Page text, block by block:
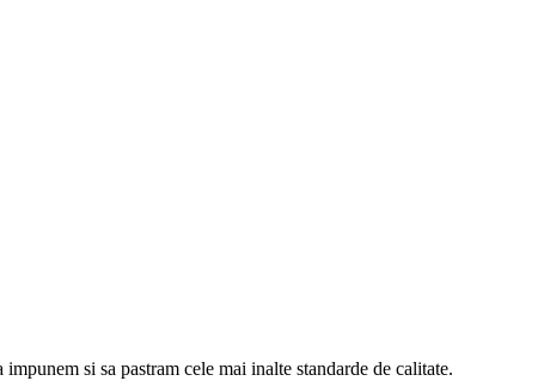
si sa pastram cele mai inalte standarde de calitate.